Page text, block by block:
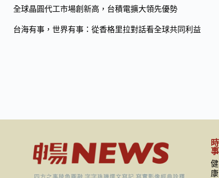
全球晶圓代工市場創新高，台積電擴大領先優勢
台海有事，世界有事：從香格里拉對話看全球共同利益
時
事
健
康